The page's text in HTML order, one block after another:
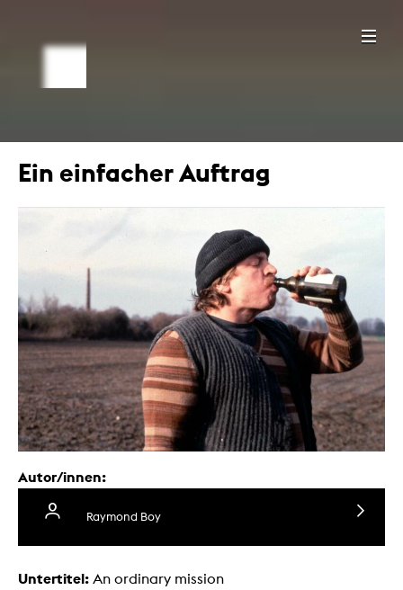
Ein einfacher Auftrag
Autor/innen:
Raymond Boy
Untertitel: An ordinary mission